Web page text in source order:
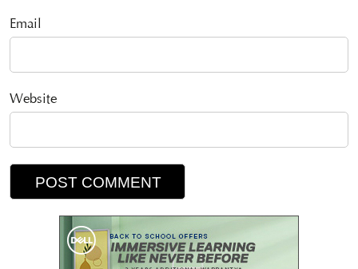
Email
Website